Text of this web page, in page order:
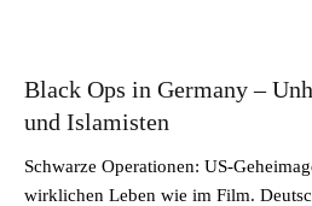
Black Ops in Germany –
und Islamisten
Schwarze Operationen: US-
wirklichen Leben wie im Film.